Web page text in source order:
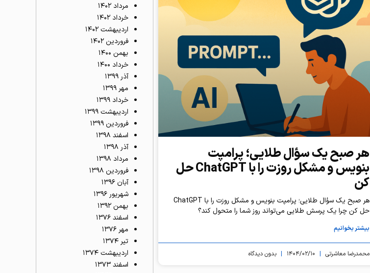
هر صبح یک سؤال طلایی؛ پرامپت
بنویس و مشکل روزت را با ChatGPT حل
کن
هر صبح یک سؤال طلایی؛ پرامپت بنویس و مشکل روزت را با ChatGPT
حل کن چرا یک پرسش طلایی می‌تواند روز شما را متحول کند؟
بیشتر بخوانیم
محمدرضا معاشرتی بدون دیدگاه
مرداد ۱۴۰۲
خرداد ۱۴۰۲
اردیبهشت ۱۴۰۲
فروردین ۱۴۰۲
بهمن ۱۴۰۰
خرداد ۱۴۰۰
آذر ۱۳۹۹
مهر ۱۳۹۹
خرداد ۱۳۹۹
اردیبهشت ۱۳۹۹
فروردین ۱۳۹۹
اسفند ۱۳۹۸
آذر ۱۳۹۸
مرداد ۱۳۹۸
فروردین ۱۳۹۸
آبان ۱۳۹۶
شهریور ۱۳۹۶
بهمن ۱۳۹۲
اسفند ۱۳۷۶
مهر ۱۳۷۶
تیر ۱۳۷۴
اردیبهشت ۱۳۷۴
اسفند ۱۳۷۳